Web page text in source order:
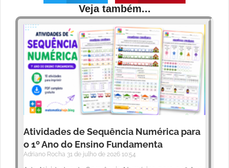
Veja também...
Atividades de Sequência Numérica para
o 1º Ano do Ensino Fundamenta
Adriano Rocha 31 de julho de 2026 10:54